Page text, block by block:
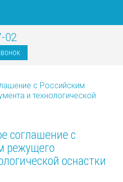
02
с Российским
и технологической
соглашение с
режущего
оснастки